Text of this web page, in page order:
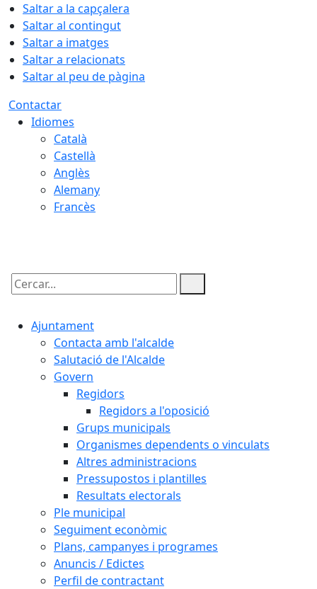
Saltar a la capçalera
Saltar al contingut
Saltar a imatges
Saltar a relacionats
Saltar al peu de pàgina
Contactar
Idiomes
Català
Castellà
Anglès
Alemany
Francès
Cercar:
Ajuntament
Contacta amb l'alcalde
Salutació de l'Alcalde
Govern
Regidors
Regidors a l'oposició
Grups municipals
Organismes dependents o vinculats
Altres administracions
Pressupostos i plantilles
Resultats electorals
Ple municipal
Seguiment econòmic
Plans, campanyes i programes
Anuncis / Edictes
Perfil de contractant